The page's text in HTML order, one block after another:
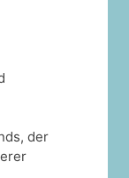
der